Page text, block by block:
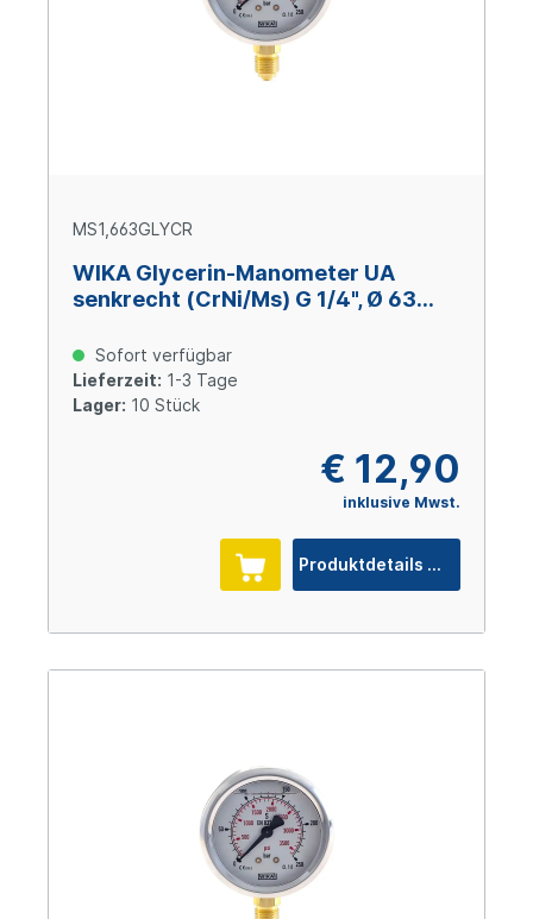
MS1,663GLYCR
WIKA Glycerin-Manometer UA
senkrecht (CrNi/Ms) G 1/4", Ø 63
Sofort verfügbar
Lieferzeit: 1-3 Tage
Lager: 10 Stück
€ 12,90
inklusive Mwst.
Produktdetails